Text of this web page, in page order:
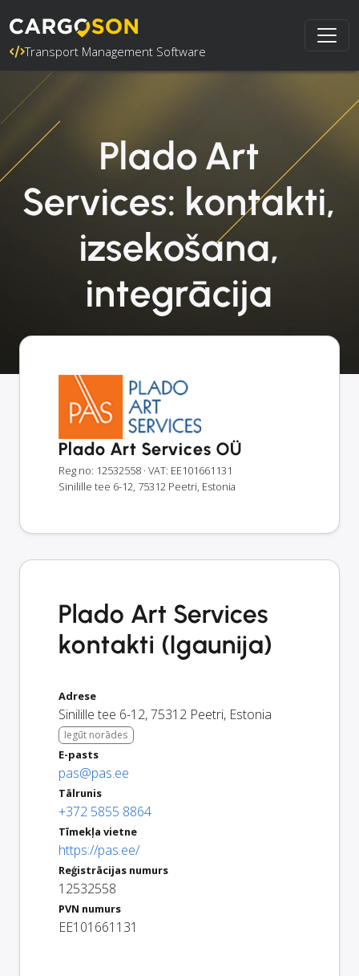
Transport Management Software
Plado Art
Services: kontakti,
izsekošana,
integrācija
Plado Art Services OÜ
Reg no: 12532558 · VAT: EE101661131
Sinilille tee 6-12, 75312 Peetri, Estonia
Plado Art Services
kontakti (Igaunija)
Adrese
Sinilille tee 6-12,75312 Peetri, Estonia
Iegūt norādes
E-pasts
pas@pas.ee
Tālrunis
+372 5855 8864
Tīmekļa vietne
https://pas.ee/
Reģistrācijas numurs
12532558
PVN numurs
EE101661131